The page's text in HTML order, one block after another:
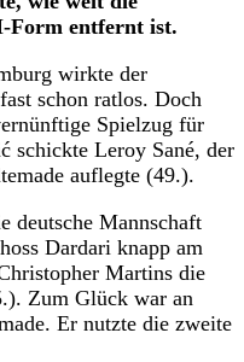
Form entfernt ist.
wirkte der
schon ratlos. Doch
Spielzug für
schickte Leroy Sané, der
auflegte (49.).
deutsche Mannschaft
Dardari knapp am
Martins die
Zum Glück war an
Er nutzte die zweite